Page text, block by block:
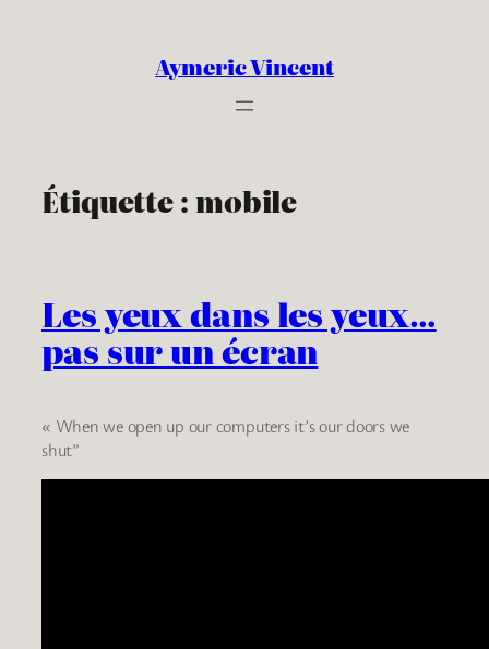
Aymeric Vincent
Étiquette :mobile
Les yeux dans les yeux…
pas sur un écran
« When we open up our computers it’s our doors we
shut”